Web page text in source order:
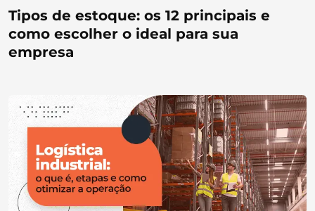
Tipos de estoque: os 12 principais e
como escolher o ideal para sua
empresa